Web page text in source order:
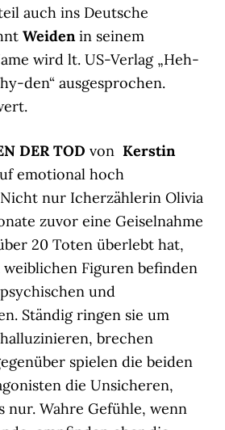
auch ins Deutsche
Weidenin seinem
wird lt. US-Verlag „Heh-
den“ ausgesprochen.
DER TOD vonKerstin
emotional hoch
nur Icherzählerin Olivia
zuvor eine Geiselnahme
20 Toten überlebt hat,
Figuren befinden
und
Ständig ringen sie um
brechen
spielen die beiden
die Unsicheren,
nur. Wahre Gefühle, wenn